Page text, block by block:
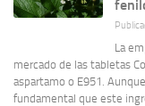
La
mercado de las tabletas
aspartamo o E951.
fundamental que este